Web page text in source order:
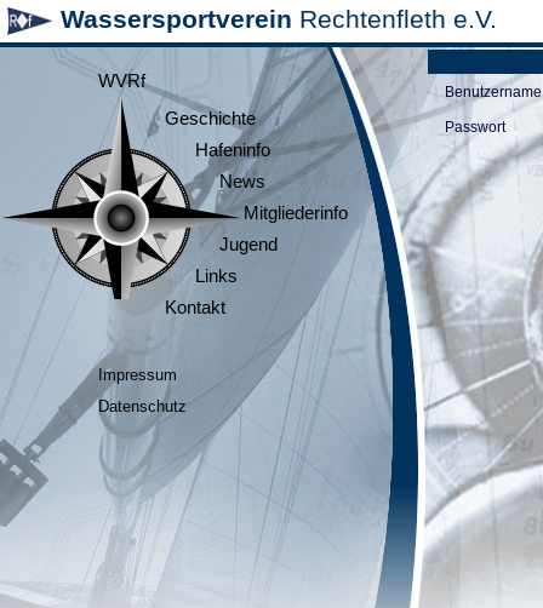
Wassersportverein Rechtenfleth e.V.
WVRf
Geschichte
Hafeninfo
News
Mitgliederinfo
Jugend
Links
Kontakt
Impressum
Datenschutz
Benutzername
Passwort